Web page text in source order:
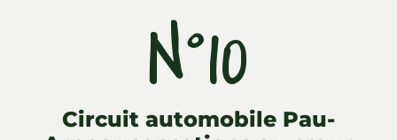
N°10
Circuit automobile Pau-